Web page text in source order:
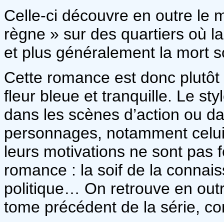
Celle-ci découvre en outre le
règne » sur des quartiers où
et plus généralement la mort
Cette romance est donc
fleur bleue et tranquille. Le
dans les scènes d’action ou
personnages, notamment
leurs motivations ne sont pas
romance : la soif de la
politique… On retrouve en
tome précédent de la série,